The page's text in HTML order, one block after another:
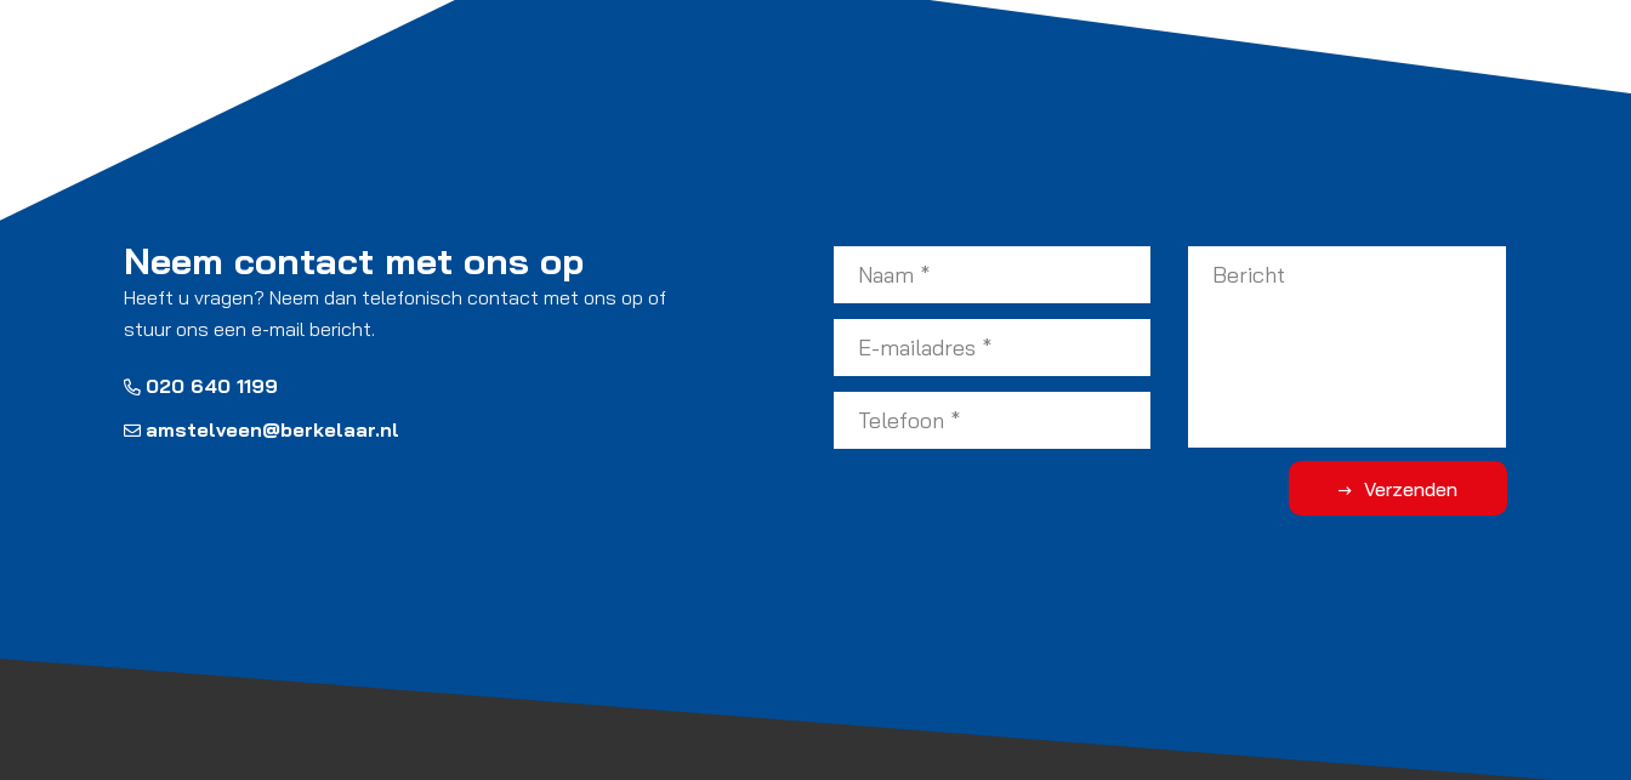
Neem contact met ons op
Heeft u vragen? Neem dan telefonisch contact met ons op of
stuur ons een e-mail bericht.
020 640 1199
amstelveen@berkelaar.nl
Verzenden